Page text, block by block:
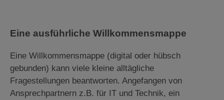
Eine ausführliche Willkommensmappe
Eine Willkommensmappe (digital oder hübsch
gebunden) kann viele kleine alltägliche
Fragestellungen beantworten. Angefangen von
Ansprechpartnern z.B. für IT und Technik, ein